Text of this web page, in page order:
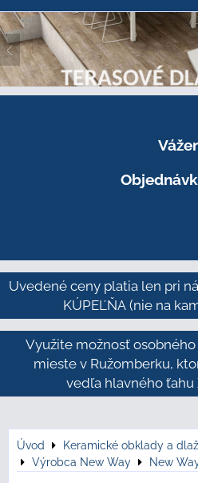
Uvedené ceny platia len pri
KÚPEĽŇA (nie na
Využite možnosť
mieste v Ružomberku,
vedľa hlavného ťahu
Úvod Keramické obklady a
Výrobca New Way
New